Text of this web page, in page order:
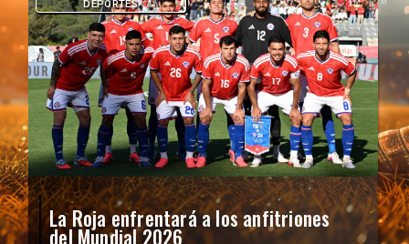
La Roja enfrentará a los anfitriones
del Mundial 2026
DEPORTES